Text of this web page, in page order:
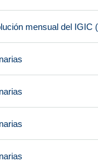
mensual del IGIC